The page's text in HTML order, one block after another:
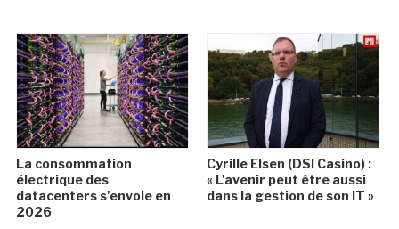
La consommation
électrique des
datacenters s'envole en
2026
Cyrille Elsen (DSI Casino) :
« L'avenir peut être aussi
dans la gestion de son IT »